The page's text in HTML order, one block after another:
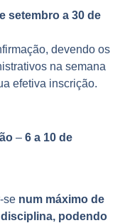
setembro a 30 de
devendo os
na semana
efetiva inscrição.
– 6 a 10 de
se num máximo de
podendo